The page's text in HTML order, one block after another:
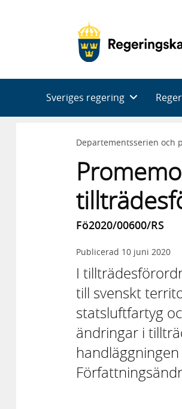
Sveriges regering
Departementsserien och
Fö2020/00600/RS
Publicerad 10 juni 2020
I
till svenskt
statsluftfartyg
ändringar i